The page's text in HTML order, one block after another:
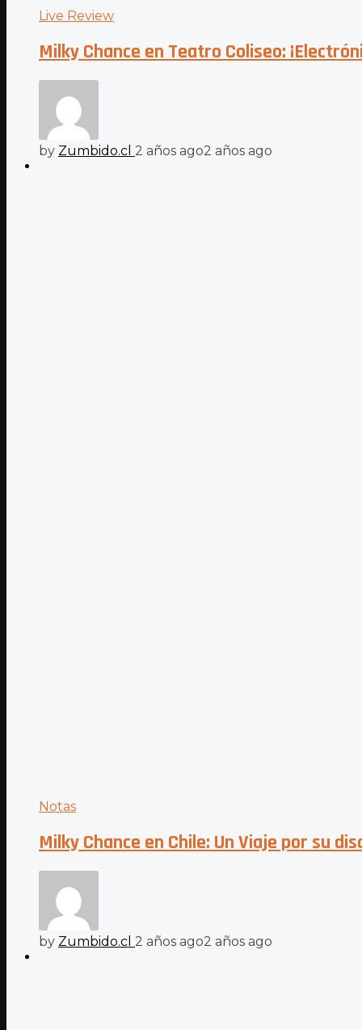
Live Review
Milky Chance en Teatro Coliseo:
by Zumbido.cl 2 años ago2 años ago
Notas
Milky Chance en Chile: Un Viaje por su
by Zumbido.cl 2 años ago2 años ago